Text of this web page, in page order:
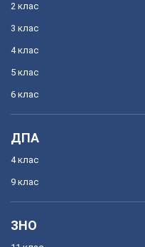
2 клас
3 клас
4 клас
5 клас
6 клас
ДПА
4 клас
9 клас
ЗНО